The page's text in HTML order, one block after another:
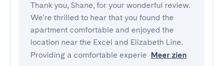
Thank you, Shane, for your wonderful review.
We're thrilled to hear that you found the
apartment comfortable and enjoyed the
location near the Excel and Elizabeth Line.
Providing a comfortable experie Meer zien